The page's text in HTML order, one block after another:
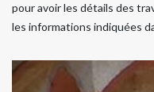
pour avoir les détails des
les informations indiquées